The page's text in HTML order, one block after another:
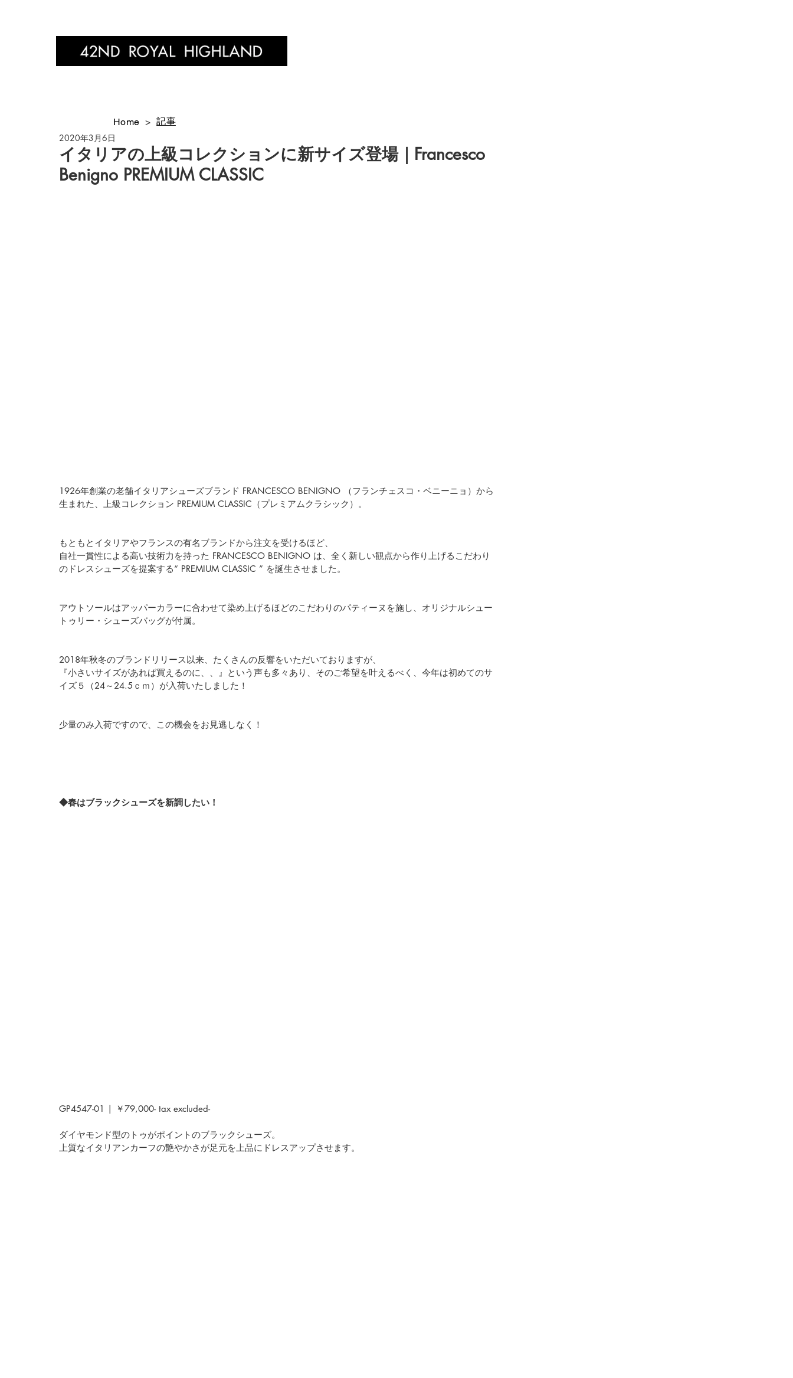
イタリアの上級コレクションに新サイズ登場｜Francesco
Benigno PREMIUM CLASSIC
2020年3月6日
1926年創業の老舗イタリアシューズブランド FRANCESCO BENIGNO （フランチェスコ・ベニーニョ）から
生まれた、上級コレクション PREMIUM CLASSIC（プレミアムクラシック）。
もともとイタリアやフランスの有名ブランドから注文を受けるほど、
自社一貫性による高い技術力を持った FRANCESCO BENIGNO は、全く新しい観点から作り上げるこだわり
のドレスシューズを提案する“ PREMIUM CLASSIC ” を誕生させました。
アウトソールはアッパーカラーに合わせて染め上げるほどのこだわりのパティーヌを施し、オリジナルシュー
トゥリー・シューズバッグが付属。
2018年秋冬のブランドリリース以来、たくさんの反響をいただいておりますが、
『小さいサイズがあれば買えるのに、、』という声も多々あり、そのご希望を叶えるべく、今年は初めてのサ
イズ５（24～24.5ｃｍ）が入荷いたしました！
少量のみ入荷ですので、この機会をお見逃しなく！
◆春はブラックシューズを新調したい！
GP4547-01 | ￥79,000- tax excluded-
ダイヤモンド型のトゥがポイントのブラックシューズ。
上質なイタリアンカーフの艶やかさが足元を上品にドレスアップさせます。
Home > 記事